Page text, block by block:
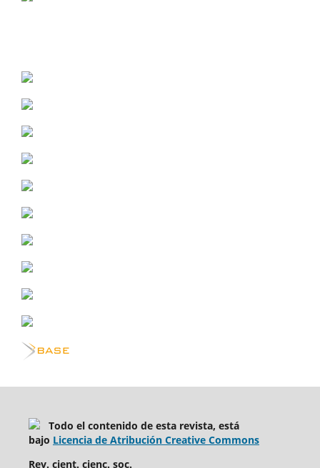
Todo el contenido de esta revista, está
bajo Licencia de Atribución Creative Commons
Rev. cient. cienc. soc.